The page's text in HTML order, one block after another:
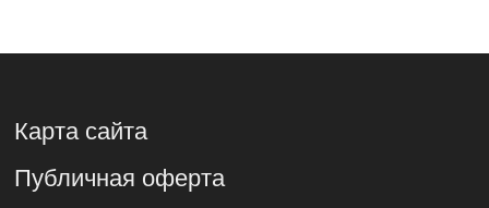
Карта сайта
Публичная оферта